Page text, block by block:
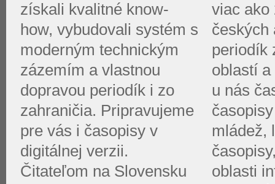
získali kvalitné know-
how, vybudovali systém s
moderným technickým
zázemím a vlastnou
dopravou periodík i zo
zahraničia. Pripravujeme
pre vás i časopisy v
digitálnej verzii.
Čitateľom na Slovensku
viac ako
českých
periodík
oblastí a
u nás
mládež,
oblasti